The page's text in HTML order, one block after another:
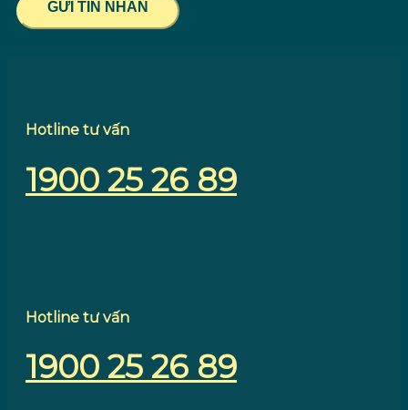
GỬI TIN NHẮN
Hotline tư vấn
1900 25 26 89
Hotline tư vấn
1900 25 26 89